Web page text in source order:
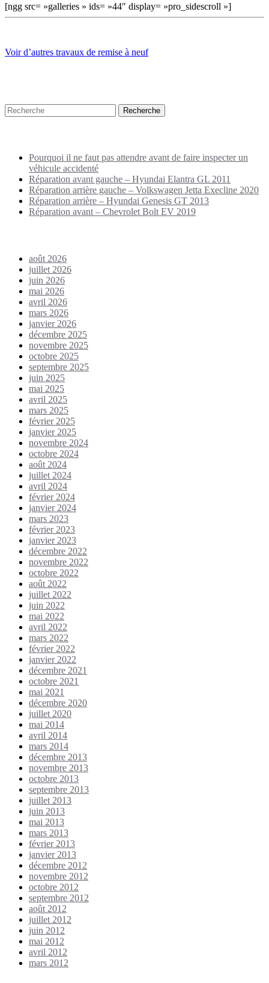
[ngg src= »galleries » ids= »44″ display= »pro_sidescroll »]
Voir d’autres travaux de remise à neuf
Pourquoi il ne faut pas attendre avant de faire inspecter un
véhicule accidenté
Réparation avant gauche – Hyundai Elantra GL 2011
Réparation arrière gauche – Volkswagen Jetta Execline 2020
Réparation arrière – Hyundai Genesis GT 2013
Réparation avant – Chevrolet Bolt EV 2019
août 2026
juillet 2026
juin 2026
mai 2026
avril 2026
mars 2026
janvier 2026
décembre 2025
novembre 2025
octobre 2025
septembre 2025
juin 2025
mai 2025
avril 2025
mars 2025
février 2025
janvier 2025
novembre 2024
octobre 2024
août 2024
juillet 2024
avril 2024
février 2024
janvier 2024
mars 2023
février 2023
janvier 2023
décembre 2022
novembre 2022
octobre 2022
août 2022
juillet 2022
juin 2022
mai 2022
avril 2022
mars 2022
février 2022
janvier 2022
décembre 2021
octobre 2021
mai 2021
décembre 2020
juillet 2020
mai 2014
avril 2014
mars 2014
décembre 2013
novembre 2013
octobre 2013
septembre 2013
juillet 2013
juin 2013
mai 2013
mars 2013
février 2013
janvier 2013
décembre 2012
novembre 2012
octobre 2012
septembre 2012
août 2012
juillet 2012
juin 2012
mai 2012
avril 2012
mars 2012